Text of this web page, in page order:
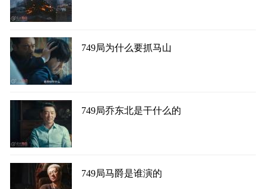
749局为什么要抓马山
749局乔东北是干什么的
749局马爵是谁演的